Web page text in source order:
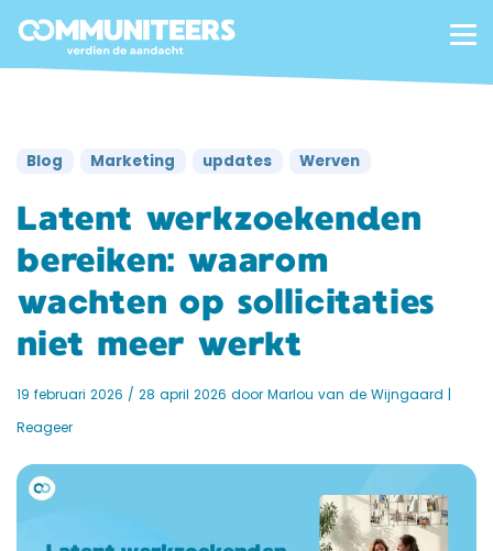
Blog Marketing updates Werven
Latent werkzoekenden
bereiken: waarom
wachten op sollicitaties
niet meer werkt
19 februari 2026 / 28 april 2026 door Marlou van de Wijngaard |
Reageer